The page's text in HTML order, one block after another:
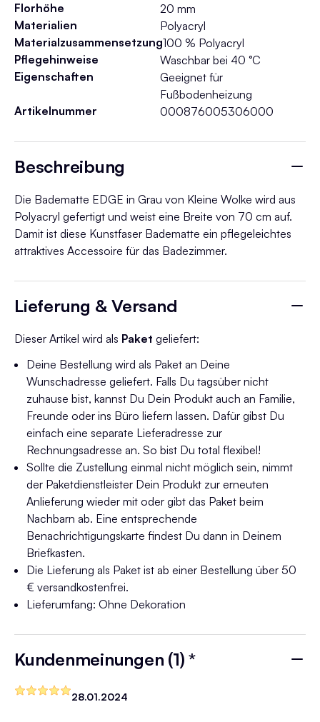
Florhöhe
20 mm
Materialien
Polyacryl
Materialzusammensetzung100 % Polyacryl
Pflegehinweise
Waschbar bei 40 °C
Eigenschaften
Geeignet für
Fußbodenheizung
Artikelnummer
000876005306000
Beschreibung
Die Badematte EDGE in Grau von Kleine Wolke wird aus
Polyacryl gefertigt und weist eine Breite von 70 cm auf.
Damit ist diese Kunstfaser Badematte ein pflegeleichtes
attraktives Accessoire für das Badezimmer.
Lieferung & Versand
Dieser Artikel wird als Paket geliefert:
Deine Bestellung wird als Paket an Deine
Wunschadresse geliefert. Falls Du tagsüber nicht
zuhause bist, kannst Du Dein Produkt auch an Familie,
Freunde oder ins Büro liefern lassen. Dafür gibst Du
einfach eine separate Lieferadresse zur
Rechnungsadresse an. So bist Du total flexibel!
Sollte die Zustellung einmal nicht möglich sein, nimmt
der Paketdienstleister Dein Produkt zur erneuten
Anlieferung wieder mit oder gibt das Paket beim
Nachbarn ab. Eine entsprechende
Benachrichtigungskarte findest Du dann in Deinem
Briefkasten.
Die Lieferung als Paket ist ab einer Bestellung über 50
€ versandkostenfrei.
Lieferumfang: Ohne Dekoration
Kundenmeinungen (1) *
28.01.2024